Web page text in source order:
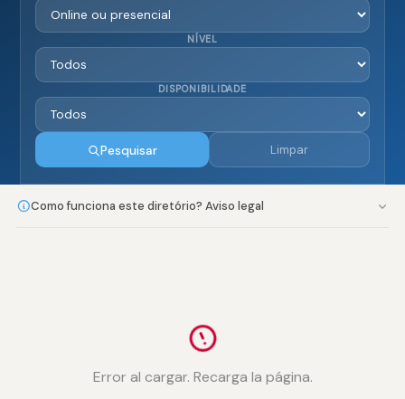
NÍVEL
DISPONIBILIDADE
Pesquisar Limpar
Como funciona este diretório? Aviso legal
Error al cargar. Recarga la página.